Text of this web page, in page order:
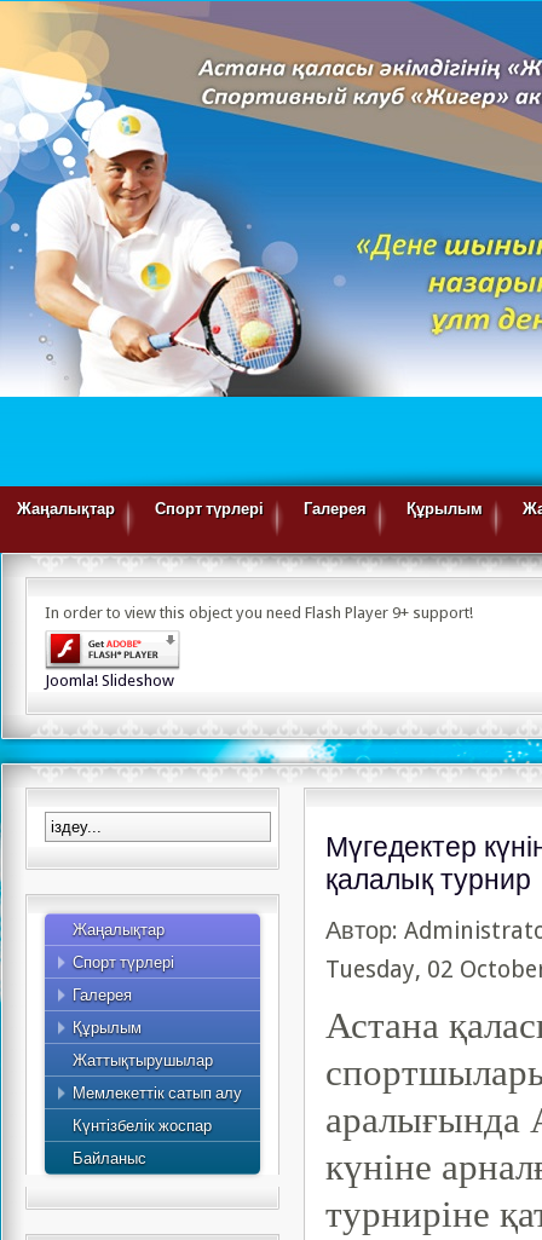
Жаңалықтар Спорт түрлері Галерея Құрылым
In order to view this object you need Flash Player 9+ support!
Joomla! Slideshow
Мүгедектер
қалалық турнир
Автор:
Tuesday, 02
Астана
аралығында
күніне
турниріне
Жаңалықтар
Спорт түрлері
Альпинизм
Асық ату
Бодибилдинг
Бүркітші
Керлинг
Киокушинкай карате
Сомдалу
Құзға өрмелеу
Таеквондо
Жекпе-жек сайысы
Гір спорты
Қол күресі
Спорттық туризм
Галерея
Фото
Видео
Құрылым
Қызметкерлер
Жаттықтырушылар
Мемлекеттік сатып алу
Жоспар
2015 жылдың жылдық
есебі
Күнтізбелік жоспар
Байланыс